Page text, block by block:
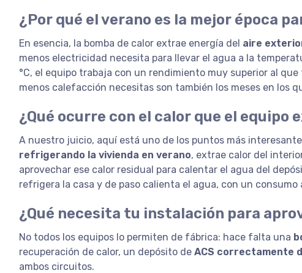
¿Por qué el verano es la mejor época
En esencia, la bomba de calor extrae energía del aire
menos electricidad necesita para llevar el agua a la
°C, el equipo trabaja con un rendimiento muy superior al
menos calefacción necesitas son también los meses en los
¿Qué ocurre con el calor que el
A nuestro juicio, aquí está uno de los puntos más
refrigerando la vivienda en verano, extrae calor del
aprovechar ese calor residual para calentar el agua del
refrigera la casa y de paso calienta el agua, con un
¿Qué necesita tu instalación para
No todos los equipos lo permiten de fábrica: hace falta una
recuperación de calor, un depósito deACS correctamente
ambos circuitos.